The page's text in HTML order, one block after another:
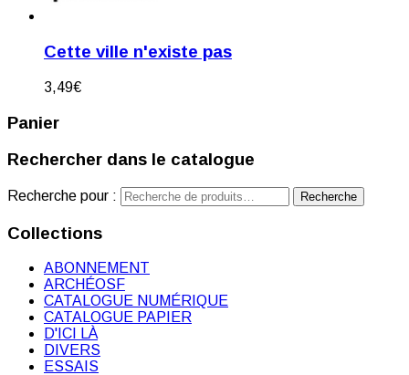
Cette ville n'existe pas
3,49€
Panier
Rechercher dans le catalogue
Recherche pour : Recherche
Collections
ABONNEMENT
ARCHÉOSF
CATALOGUE NUMÉRIQUE
CATALOGUE PAPIER
D'ICI LÀ
DIVERS
ESSAIS